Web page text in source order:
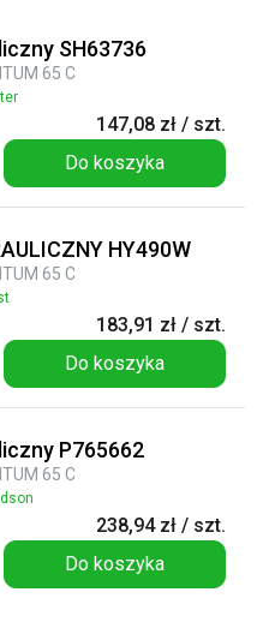
SH63736
65 C
147,08 zł / szt.
Do koszyka
HY490W
65 C
183,91 zł / szt.
Do koszyka
P765662
65 C
238,94 zł / szt.
Do koszyka